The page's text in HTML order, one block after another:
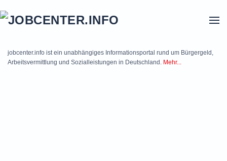
jobcenter.info ist ein unabhängiges Informationsportal rund um Bürgergeld,
Arbeitsvermittlung und Sozialleistungen in Deutschland. Mehr...